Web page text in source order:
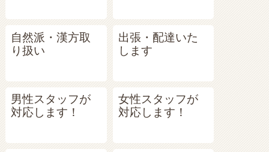
自然派・漢方取
り扱い
出張・配達いた
します
男性スタッフが
対応します！
女性スタッフが
対応します！